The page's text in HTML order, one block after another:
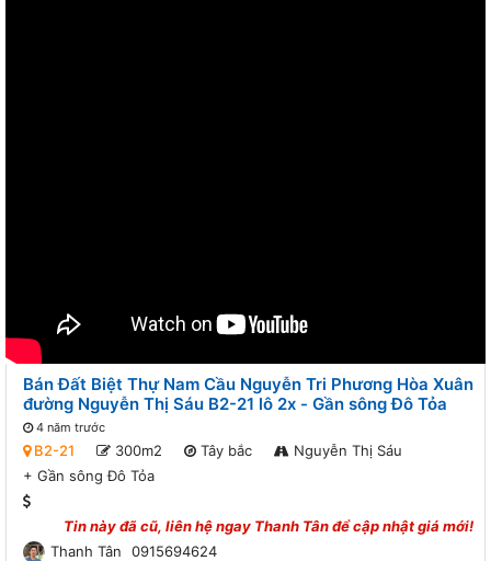
Bán Đất Biệt Thự Nam Cầu Nguyễn Tri Phương Hòa Xuân
đường Nguyễn Thị Sáu B2-21 lô 2x - Gần sông Đô Tỏa
4 năm trước
B2-21 300m2 Tây bắc
Nguyễn Thị Sáu
+ Gần sông Đô Tỏa
Tin này đã cũ, liên hệ ngay Thanh Tânđể cập nhật giá mới!
Thanh Tân
0915694624